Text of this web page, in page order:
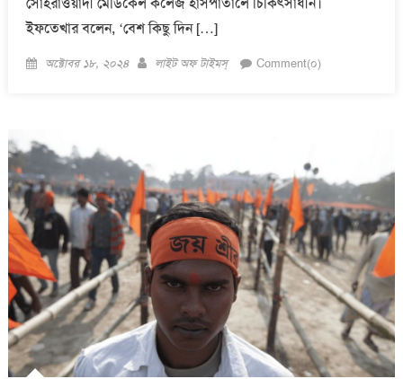
ইফতেখার বলেন, ‘বেশ কিছু দিন […]
Posted
অক্টোবর ১৮, ২০২৪ Author
লাইট অফ টাইমস্ Comment(০)